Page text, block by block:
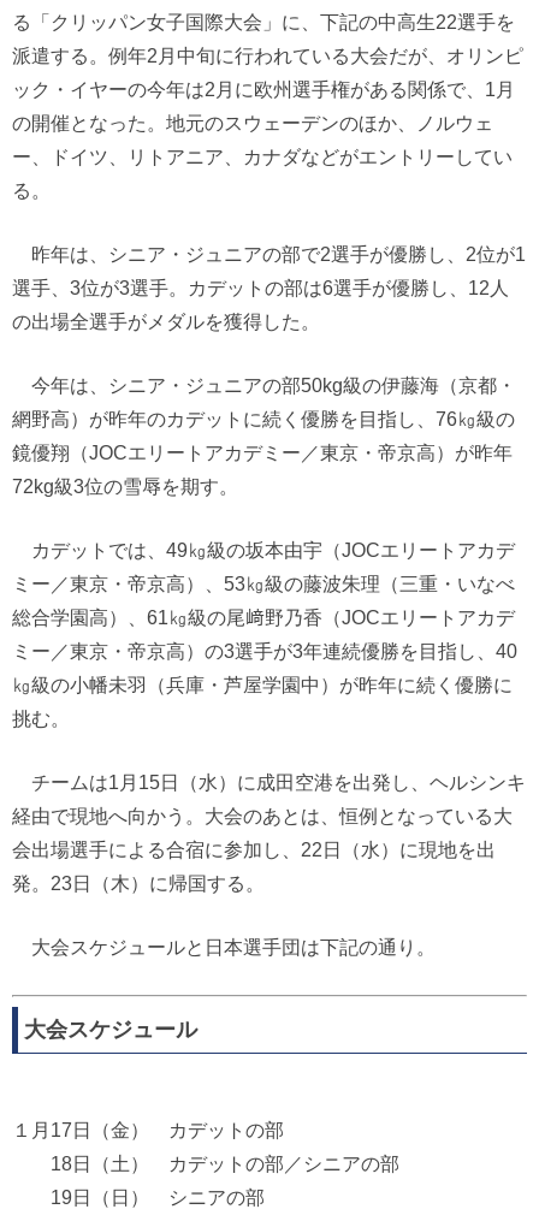
る「クリッパン女子国際大会」に、下記の中高生22選手を
派遣する。例年2月中旬に行われている大会だが、オリンピ
ック・イヤーの今年は2月に欧州選手権がある関係で、1月
の開催となった。地元のスウェーデンのほか、ノルウェ
ー、ドイツ、リトアニア、カナダなどがエントリーしてい
る。
昨年は、シニア・ジュニアの部で2選手が優勝し、2位が1
選手、3位が3選手。カデットの部は6選手が優勝し、12人
の出場全選手がメダルを獲得した。
今年は、シニア・ジュニアの部50kg級の伊藤海（京都・
網野高）が昨年のカデットに続く優勝を目指し、76㎏級の
鏡優翔（JOCエリートアカデミー／東京・帝京高）が昨年
72kg級3位の雪辱を期す。
カデットでは、49㎏級の坂本由宇（JOCエリートアカデ
ミー／東京・帝京高）、53㎏級の藤波朱理（三重・いなべ
総合学園高）、61㎏級の尾﨑野乃香（JOCエリートアカデ
ミー／東京・帝京高）の3選手が3年連続優勝を目指し、40
㎏級の小幡未羽（兵庫・芦屋学園中）が昨年に続く優勝に
挑む。
チームは1月15日（水）に成田空港を出発し、ヘルシンキ
経由で現地へ向かう。大会のあとは、恒例となっている大
会出場選手による合宿に参加し、22日（水）に現地を出
発。23日（木）に帰国する。
大会スケジュールと日本選手団は下記の通り。
大会スケジュール
１月17日（金） カデットの部
18日（土） カデットの部／シニアの部
19日（日） シニアの部